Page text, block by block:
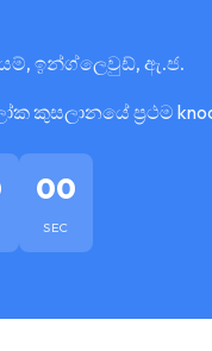
ඉන්ග්ලෙවුඩ්, ඇ.ජ.
කුසලානයේ ප්‍රථම
00
SEC